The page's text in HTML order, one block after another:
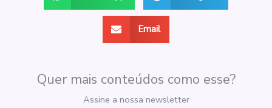
Email
Quer mais conteúdos como esse?
Assine a nossa newsletter